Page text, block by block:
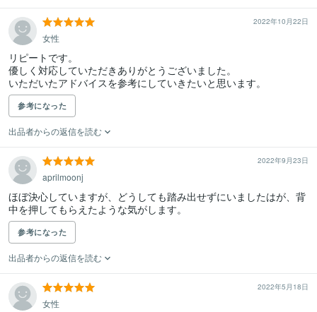
2022年10月22日
女性
リピートです。
優しく対応していただきありがとうございました。
参考になった
出品者からの返信を読む
2022年9月23日
aprilmoonj
ほぼ決心していますが、どうしても踏み出せずにいましたはが、背
中を押してもらえたような気がします。
参考になった
出品者からの返信を読む
2022年5月18日
女性